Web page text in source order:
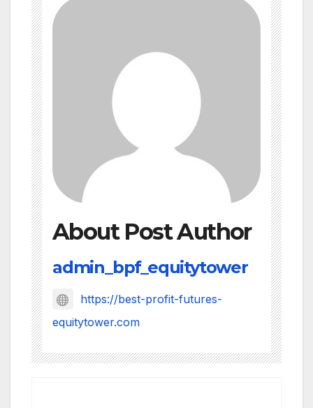
About Post Author
admin_bpf_equitytower
https://best-profit-futures-
equitytower.com